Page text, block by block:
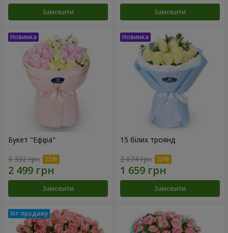
Замовити Замовити
Букет "Ефіра"
3 332 грн
Замовити
15 білих троянд
2 074 грн
Замовити